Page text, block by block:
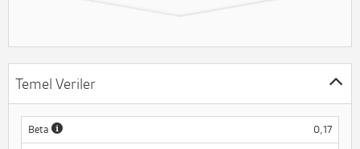
Temel Veriler
Beta 0,17